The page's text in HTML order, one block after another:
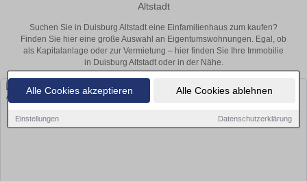
Alle Cookies akzeptieren Alle Cookies ablehnen
Einstellungen Datenschutzerklärung
Altstadt
Suchen Sie in Duisburg Altstadt eine Einfamilienhaus zum kaufen?
Finden Sie hier eine große Auswahl an Eigentumswohnungen. Egal, ob
als Kapitalanlage oder zur Vermietung – hier finden Sie Ihre Immobilie
in Duisburg Altstadt oder in der Nähe.